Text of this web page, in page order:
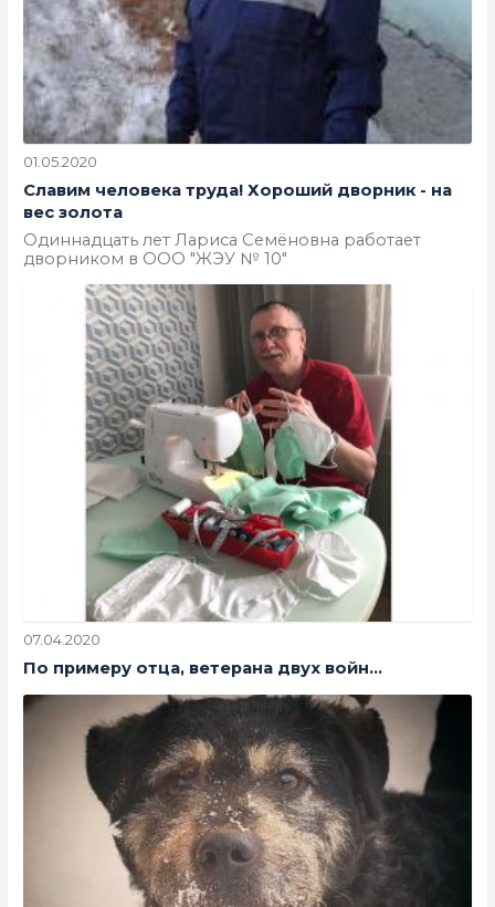
01.05.2020
Славим человека труда! Хороший дворник - на
вес золота
Одиннадцать лет Лариса Семёновна работает
дворником в ООО "ЖЭУ № 10"
07.04.2020
По примеру отца, ветерана двух войн…